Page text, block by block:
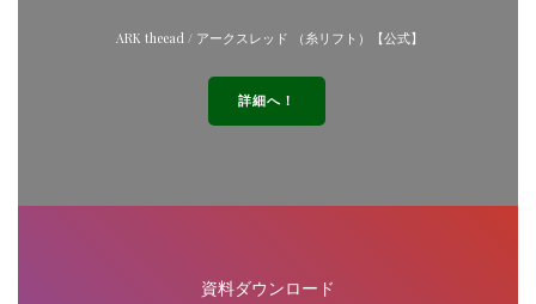
ARK theead / アークスレッド （糸リフト）【公式】
詳細へ！
資料ダウンロード